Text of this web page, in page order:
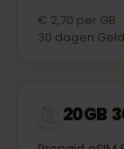
€ 2,70 per GB
30 dagen
20GB